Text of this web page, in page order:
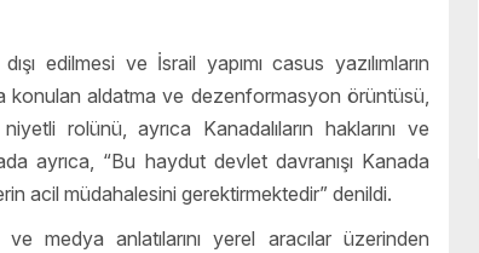
edilmesi ve İsrail yapımı casus yazılımların
konulan aldatma ve dezenformasyon örüntüsü,
rolünü, ayrıca Kanadalıların haklarını ve
ayrıca, “Bu haydut devlet davranışı Kanada
acil müdahalesini gerektirmektedir” denildi.
medya anlatılarını yerel aracılar üzerinden